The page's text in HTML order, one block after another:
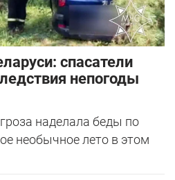
спасатели
непогоды
наделала беды по
необычное лето в этом